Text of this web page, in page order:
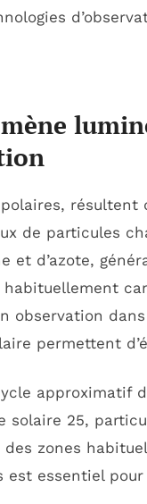
de particules
et d’azote,
observation
permettent
approximatif
solaire 25,
des zones
est essentiel